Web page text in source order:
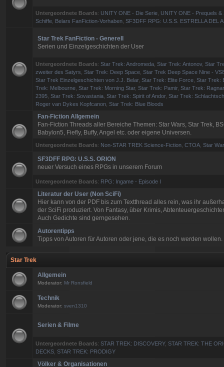
Untergeordnete Boards: UNITY ONE - Die Serie UNITY ONE - Prequels &
Schiffe Belars FanFiction-Vorhaben ,SF3DFF RPG: U.S.S. ESTRELLA DEL
Star Trek FanFiction - Generell
Serien und Einzelgeschichten der User
Untergeordnete Boards:Star Trek: Andromeda ,Star Trek: Antonov,Star
zweiter des Satyrs ,Star Trek: Deep Space ,Star Trek Deep Space Nine -
Star Trek Einzelgeschichten von J.J. Belar,Star Trek: Elite Force ,Star Trek:
Trek: Melbourne ,Star Trek: Morning Star,Star Trek: Pamir,Star Trek:
2395 ,Star Trek: Sovastania ,Star Trek: Spirit of Andor,Star Trek:
Roger van Dykes Kopfcanon ,Star Trek: Blue Bloods
Fan-Fiction Allgemein
Fan-Fiction Threads aller Bereiche Themen: Star Wars, Star Trek,
Babylon5, Fiefly, Buffy, Angel etc. oder eigene Universen.
Untergeordnete Boards: Non-STAR TREK Science-Fiction ,CTOA ,Star
SF3DFF RPG: U.S.S. ORION
neuer Versuch eines RPGs in unserem Forum
Untergeordnete Boards: RPG: Ingame - Episode I
Literatur der User (Non SciFi)
Hier kann von der PDF bis zum Textthread alles rein, was ihr
der SciFi produziert. Von Fantasy, über Krimis,
Auch Gedichte sind gerngesehen.
Autorentipps
Tipps von Autoren für Autoren oder jene, die es noch werden wollen.
Star Trek
Allgemein
Moderator: Mr Ronsfield
Technik
Moderator: sven1310
Serien & Filme
Untergeordnete Boards:STAR TREK: DISCOVERY,STAR TREK: THE
DECKS ,STAR TREK: PRODIGY
Völker & Organisationen